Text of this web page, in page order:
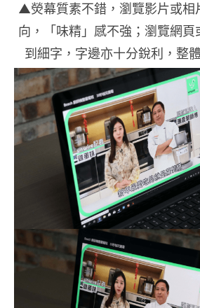
▲熒幕質素不錯，瀏覽影片或相
向，「味精」感不強；瀏覽網
到細字，字邊亦十分銳利，整